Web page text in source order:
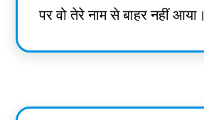
पर वो तेरे नाम से बाहर नहीं आया।